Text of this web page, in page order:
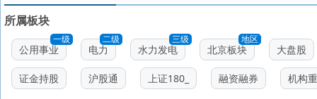
所属板块
一级
公用事业
二级
电力
三级
水力发电
地区
北京板块 大盘股
证金持股 沪股通 上证180_ 融资融券 机构